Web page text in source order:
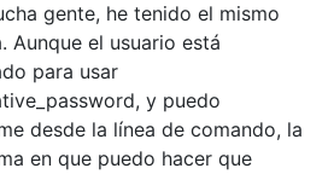
gente, he tenido el mismo
Aunque el usuario está
para usar
y puedo
desde la línea de comando, la
en que puedo hacer que